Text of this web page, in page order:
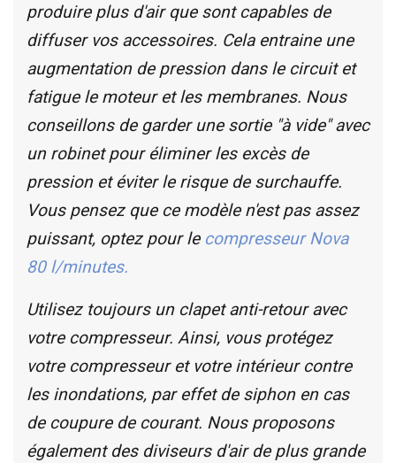
produire plus d'air que sont capables de
diffuser vos accessoires. Cela entraine une
augmentation de pression dans le circuit et
fatigue le moteur et les membranes. Nous
conseillons de garder une sortie "à vide" avec
un robinet pour éliminer les excès de
pression et éviter le risque de surchauffe.
Vous pensez que ce modèle n'est pas assez
puissant, optez pour le compresseur Nova
80 l/minutes.
Utilisez toujours un clapet anti-retour avec
votre compresseur. Ainsi, vous protégez
votre compresseur et votre intérieur contre
les inondations, par effet de siphon en cas
de coupure de courant. Nous proposons
également des diviseurs d'air de plus grande